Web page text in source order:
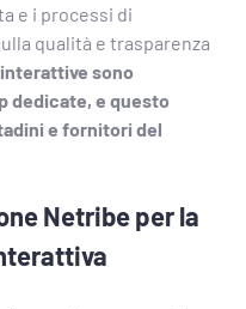
e i processi di
qualità e trasparenza
sono
dedicate, e questo
e fornitori del
Netribe per la